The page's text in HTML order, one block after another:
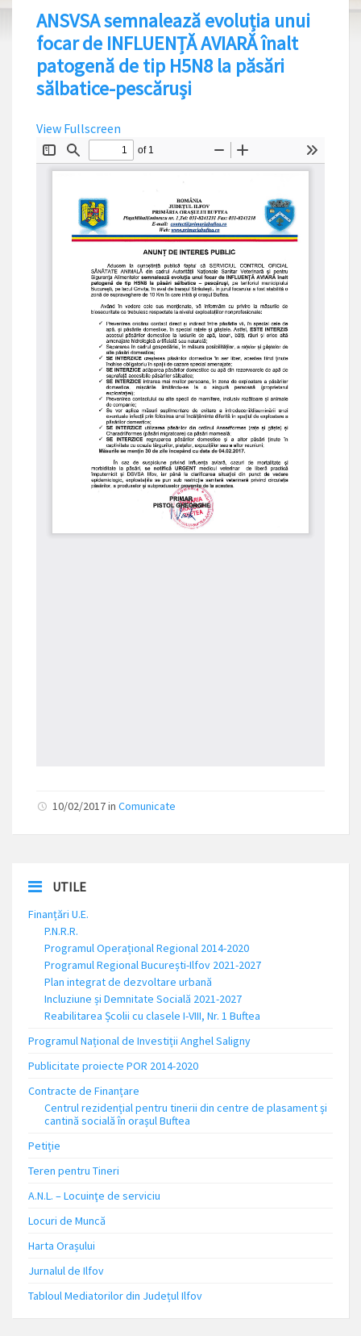
ANSVSA semnalează evoluția unui
focar de INFLUENȚĂ AVIARĂ înalt
patogenă de tip H5N8 la păsări
sălbatice-pescăruși
View Fullscreen
10/02/2017in Comunicate
UTILE
Finanțări U.E.
P.N.R.R.
Programul Operațional Regional 2014-2020
Programul Regional București-Ilfov 2021-2027
Plan integrat de dezvoltare urbană
Incluziune și Demnitate Socială 2021-2027
Reabilitarea Școlii cu clasele I-VIII, Nr. 1 Buftea
Programul Național de Investiții Anghel Saligny
Publicitate proiecte POR 2014-2020
Contracte de Finanțare
Centrul rezidențial pentru tinerii din centre de plasament și
cantină socială în orașul Buftea
Petiție
Teren pentru Tineri
A.N.L. – Locuinţe de serviciu
Locuri de Muncă
Harta Orașului
Jurnalul de Ilfov
Tabloul Mediatorilor din Județul Ilfov